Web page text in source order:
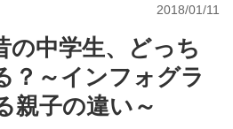
2018/01/11
の中学生、どっち
？～インフォグラ
親子の違い～